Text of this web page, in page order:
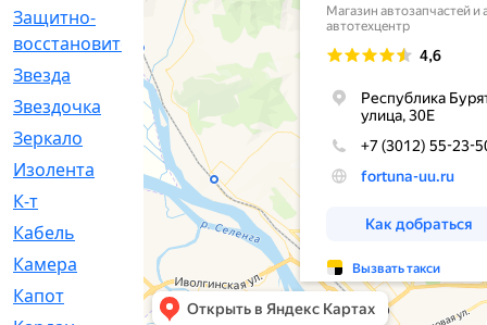
Защитно-
восстановительный
[4]
Звезда
[1]
Звездочка
Зеркало
[369]
Изолента
[1]
К-т
[13]
Кабель
[50]
Камера
Капот
[144]